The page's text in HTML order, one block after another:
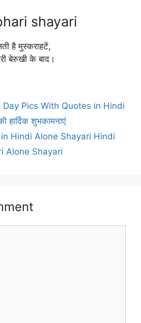
shayari
है मुस्कराहटें,
बेरुखी के बाद।
Pics With Quotes in Hindi
हार्दिक शुभकामनाएं
Hindi Alone Shayari Hindi
Alone Shayari